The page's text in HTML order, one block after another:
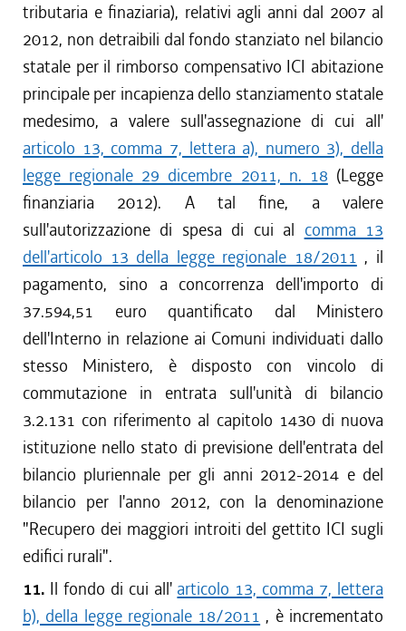
tributaria e finaziaria), relativi agli anni dal 2007 al
2012, non detraibili dal fondo stanziato nel bilancio
statale per il rimborso compensativo ICI abitazione
principale per incapienza dello stanziamento statale
medesimo, a valere sull'assegnazione di cui all'
articolo 13, comma 7, lettera a), numero 3), della
legge regionale 29 dicembre 2011, n. 18 (Legge
finanziaria 2012). A tal fine, a valere
sull'autorizzazione di spesa di cui al comma 13
dell'articolo 13 della legge regionale 18/2011 , il
pagamento, sino a concorrenza dell'importo di
37.594,51 euro quantificato dal Ministero
dell'Interno in relazione ai Comuni individuati dallo
stesso Ministero, è disposto con vincolo di
commutazione in entrata sull'unità di bilancio
3.2.131 con riferimento al capitolo 1430 di nuova
istituzione nello stato di previsione dell'entrata del
bilancio pluriennale per gli anni 2012-2014 e del
bilancio per l'anno 2012, con la denominazione
"Recupero dei maggiori introiti del gettito ICI sugli
edifici rurali".
11. Il fondo di cui all' articolo 13, comma 7, lettera
b), della legge regionale 18/2011 , è incrementato